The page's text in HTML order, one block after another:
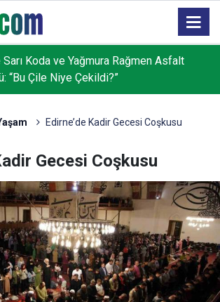
Rize İl Başkanı Katmer’den 25. Yıl
"Hayal Dahi Edilemeyen Yatırımları
Edirne’de Kadir Gecesi Coşkusu
Gecesi Coşkusu